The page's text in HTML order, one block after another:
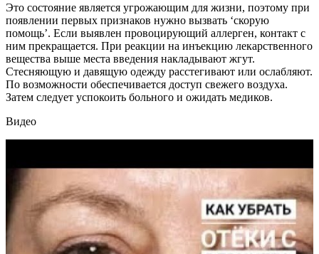
Это состояние является угрожающим для жизни, поэтому при
появлении первых признаков нужно вызвать ‘скорую
помощь’. Если выявлен провоцирующий аллерген, контакт с
ним прекращается. При реакции на инъекцию лекарственного
вещества выше места введения накладывают жгут.
Стесняющую и давящую одежду расстегивают или ослабляют.
По возможности обеспечивается доступ свежего воздуха.
Затем следует успокоить больного и ожидать медиков.
Видео